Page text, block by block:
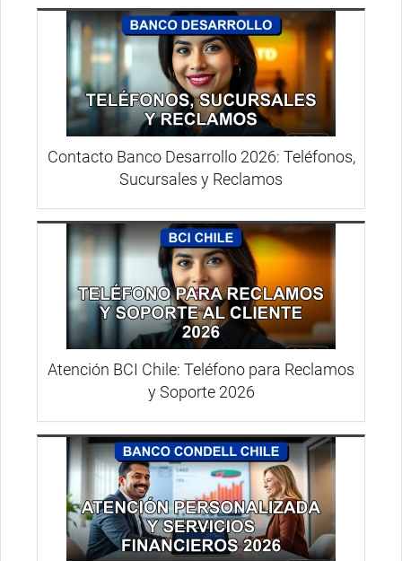
Contacto Banco Desarrollo 2026: Teléfonos,
Sucursales y Reclamos
Atención BCI Chile: Teléfono para Reclamos
y Soporte 2026